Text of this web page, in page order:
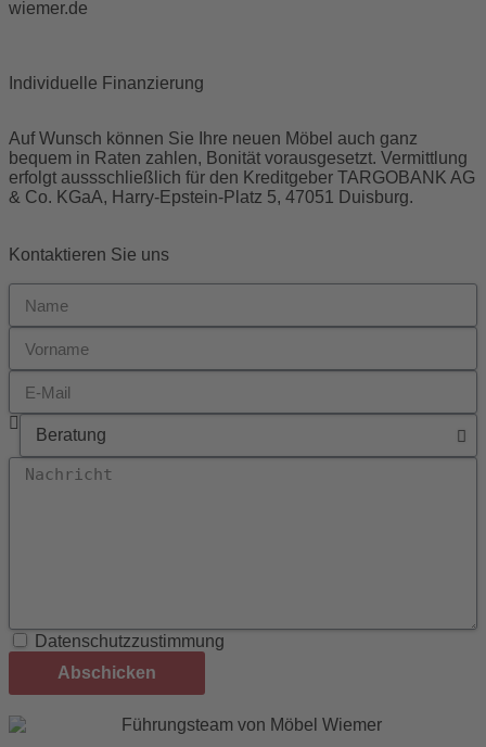
wiemer.de
Individuelle Finanzierung
Auf Wunsch können Sie Ihre neuen Möbel auch ganz
bequem in Raten zahlen, Bonität vorausgesetzt. Vermittlung
erfolgt aussschließlich für den Kreditgeber TARGOBANK AG
& Co. KGaA, Harry-Epstein-Platz 5, 47051 Duisburg.
Kontaktieren Sie uns
Datenschutzzustimmung
Abschicken